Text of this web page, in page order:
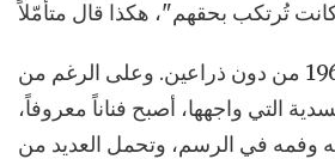
وُلِد كاريبك عام 1968 من دون ذراعين. وعلى الرغم من
التي واجهها، أصبح فناناً معروفاً،
وفمه في الرسم، وتحمل العديد من